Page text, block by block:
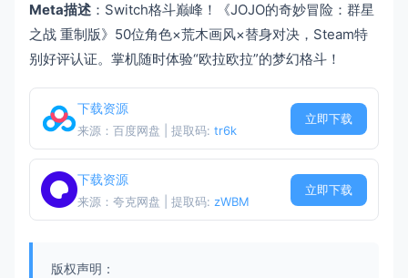
Meta描述 ：Switch格斗巅峰！《JOJO的奇妙冒险：群星
之战 重制版》50位角色×荒木画风×替身对决，Steam特
别好评认证。掌机随时体验“欧拉欧拉”的梦幻格斗！
下载资源
来源：百度网盘 | 提取码: tr6k
立即下载
下载资源
来源：夸克网盘 | 提取码: zWBM
立即下载
版权声明：